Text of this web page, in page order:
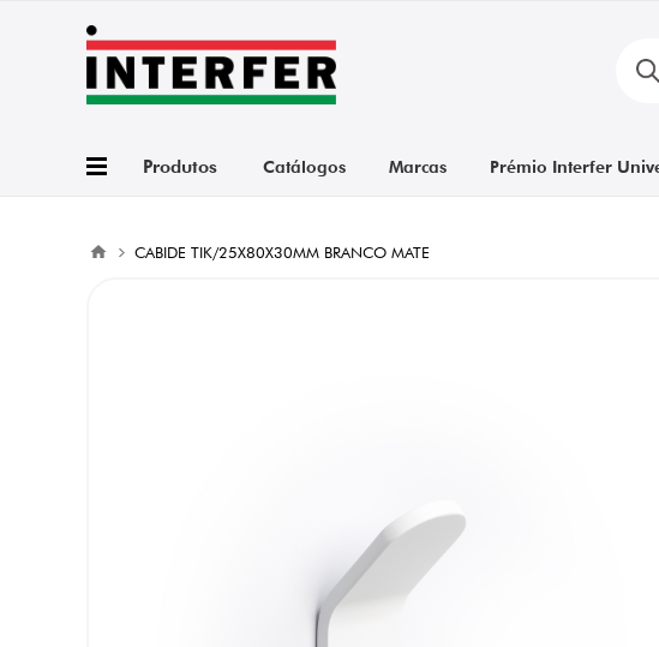
Produtos Catálogos Marcas Prémio Interfer
CABIDE TIK/25X80X30MM BRANCO MATE